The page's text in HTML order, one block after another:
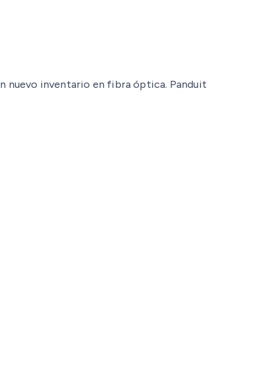
nuevo inventario en fibra óptica. Panduit